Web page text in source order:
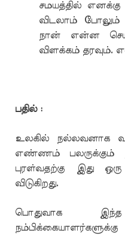
சமயத்தில்
விடலாம் போலும்
நான் என்ன
விளக்கம் தரவும்.
பதில் :
உலகில் நல்லவனாக
எண்ணம் பலருக்கும்
புரள்வதற்கு இது
விடுகிறது.
பொதுவாக